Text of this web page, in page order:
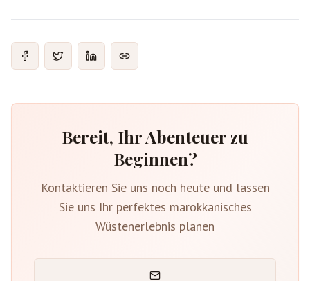
Bereit, Ihr Abenteuer zu
Beginnen?
Kontaktieren Sie uns noch heute und lassen
Sie uns Ihr perfektes marokkanisches
Wüstenerlebnis planen